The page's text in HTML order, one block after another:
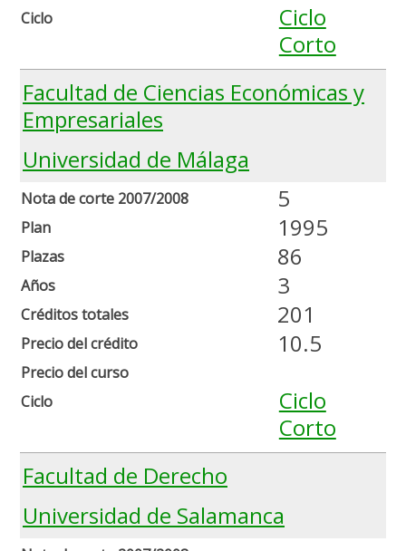
Ciclo
Ciclo
Corto
Facultad de Ciencias Económicas y
Empresariales
Universidad de Málaga
Nota de corte 2007/2008
Plan
Plazas
Años
Créditos totales
Precio del crédito
Precio del curso
Ciclo
5
1995
86
3
201
10.5
Ciclo
Corto
Facultad de Derecho
Universidad de Salamanca